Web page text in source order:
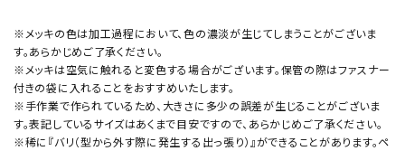
※メッキの色は加工過程において、色の濃淡が生じてしまうことがございま
す。あらかじめご了承ください。
※メッキは空気に触れると変色する場合がございます。保管の際はファスナー
付きの袋に入れることをおすすめいたします。
※手作業で作られているため、大きさに多少の誤差が生じることがございま
す。表記しているサイズはあくまで目安ですので、あらかじめご了承ください。
※稀に『バリ（型から外す際に発生する出っ張り）』ができることがあります。ペ